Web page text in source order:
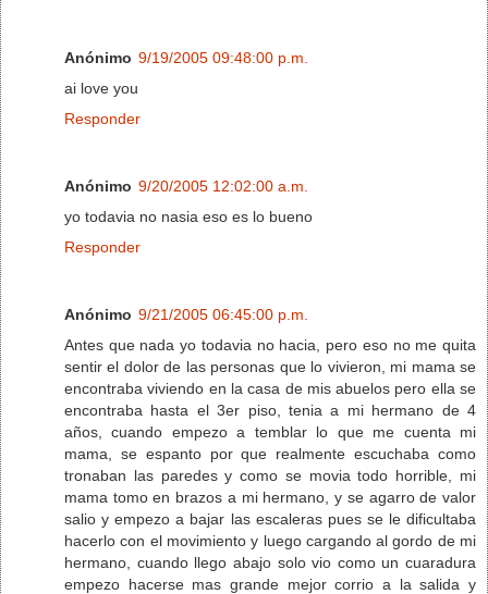
Anónimo 9/19/2005 09:48:00 p.m.
ai love you
Responder
Anónimo 9/20/2005 12:02:00 a.m.
yo todavia no nasia eso es lo bueno
Responder
Anónimo 9/21/2005 06:45:00 p.m.
Antes que nada yo todavia no hacia, pero eso no me quita
sentir el dolor de las personas que lo vivieron, mi mama se
encontraba viviendo en la casa de mis abuelos pero ella se
encontraba hasta el 3er piso, tenia a mi hermano de 4
años, cuando empezo a temblar lo que me cuenta mi
mama, se espanto por que realmente escuchaba como
tronaban las paredes y como se movia todo horrible, mi
mama tomo en brazos a mi hermano, y se agarro de valor
salio y empezo a bajar las escaleras pues se le dificultaba
hacerlo con el movimiento y luego cargando al gordo de mi
hermano, cuando llego abajo solo vio como un cuaradura
empezo hacerse mas grande mejor corrio a la salida y